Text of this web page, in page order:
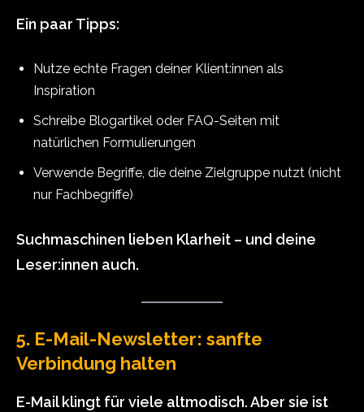
Ein paar Tipps:
Nutze echte Fragen deiner Klient:innen als
Inspiration
Schreibe Blogartikel oder FAQ-Seiten mit
natürlichen Formulierungen
Verwende Begriffe, die deine Zielgruppe nutzt (nicht
nur Fachbegriffe)
Suchmaschinen lieben Klarheit – und deine
Leser:innen auch.
5. E-Mail-Newsletter: sanfte
Verbindung halten
E-Mail klingt für viele altmodisch. Aber sie ist